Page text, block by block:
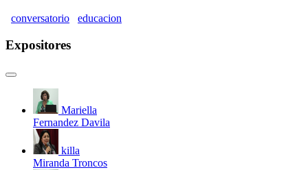
conversatorio educacion
Expositores
Mariella
Fernandez Davila
killa
Miranda Troncos